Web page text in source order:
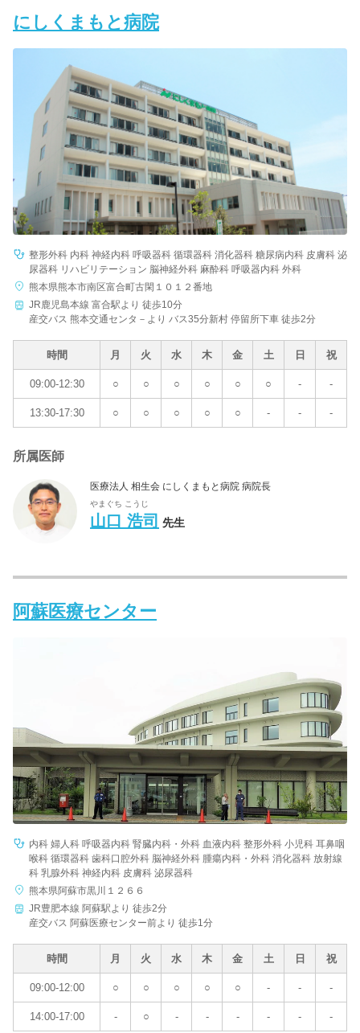
にしくまもと病院
整形外科 内科 神経内科 呼吸器科 循環器科 消化器科 糖尿病内科 皮膚科 泌
尿器科 リハビリテーション 脳神経外科 麻酔科 呼吸器内科 外科
熊本県熊本市南区富合町古閑１０１２番地
JR鹿児島本線 富合駅より 徒歩10分
産交バス 熊本交通センタ－より バス35分新村 停留所下車 徒歩2分
時間 月 火 水 木 金 土 日 祝
09:00-12:30 ○ ○ ○ ○ ○ ○ - -
13:30-17:30 ○ ○ ○ ○ ○ - - -
所属医師
医療法人 相生会 にしくまもと病院 病院長
やまぐち こうじ
山口 浩司 先生
阿蘇医療センター
内科 婦人科 呼吸器内科 腎臓内科・外科 血液内科 整形外科 小児科 耳鼻咽
喉科 循環器科 歯科口腔外科 脳神経外科 腫瘍内科・外科 消化器科 放射線
科 乳腺外科 神経内科 皮膚科 泌尿器科
熊本県阿蘇市黒川１２６６
JR豊肥本線 阿蘇駅より 徒歩2分
産交バス 阿蘇医療センター前より 徒歩1分
時間 月 火 水 木 金 土 日 祝
09:00-12:00 ○ ○ ○ ○ ○ - - -
14:00-17:00 - ○ - - - - - -